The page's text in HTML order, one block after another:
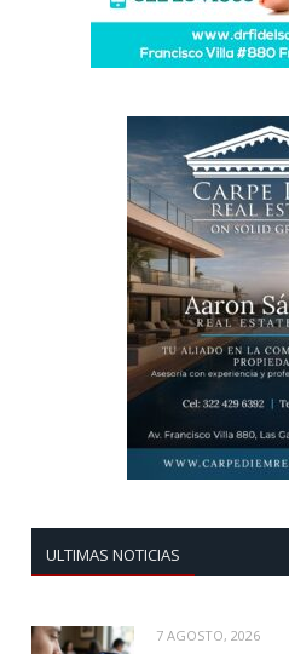
ULTIMAS NOTICIAS
7 AGOSTO, 2026